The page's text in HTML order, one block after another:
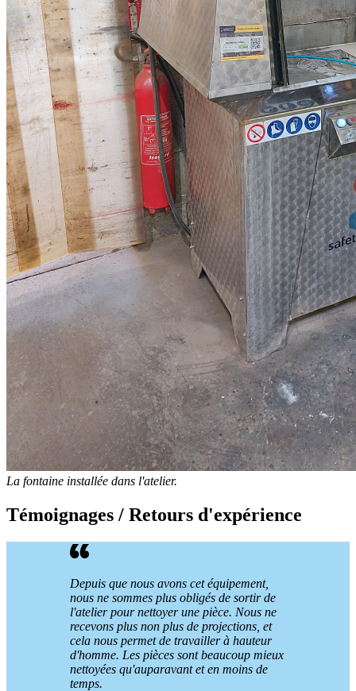
La fontaine installée dans l'atelier.
Témoignages / Retours d'expérience
Depuis que nous avons cet équipement,
nous ne sommes plus obligés de sortir de
l'atelier pour nettoyer une pièce. Nous ne
recevons plus non plus de projections, et
cela nous permet de travailler à hauteur
d'homme. Les pièces sont beaucoup mieux
nettoyées qu'auparavant et en moins de
temps.